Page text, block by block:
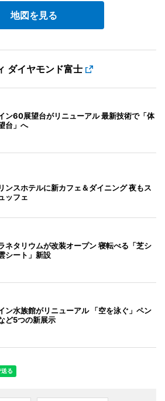
地図を見る
ダイヤモンド富士
ン60展望台がリニューアル 最新技術で「体
台」へ
ンスホテルに新カフェ＆ダイニング 夜もス
ッフェ
ネタリウムが改装オープン 寝転べる「芝シ
シート」新設
ン水族館がリニューアル 「空を泳ぐ」ペン
ど5つの新展示